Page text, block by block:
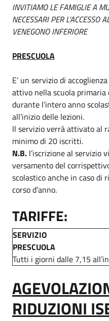
INVITIAMO LE FAMIGLIE A
NECESSARI PER L’ACCESSO
VENEGONO INFERIORE
PRESCUOLA
E’ un servizio di
attivo nella scuola primaria
durante l’intero anno
all’inizio delle lezioni.
Il servizio verrà attivato al
minimo di 20 iscritti.
N.B. l’iscrizione al servizio
versamento del
scolastico anche in caso di
corso d’anno.
TARIFFE:
SERVIZIO
PRESCUOLA
Tutti i giorni dalle 7,15
RIDUZIONI